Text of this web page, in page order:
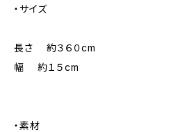
・サイズ
長さ 約３６０cm
幅 約１５cm
・素材